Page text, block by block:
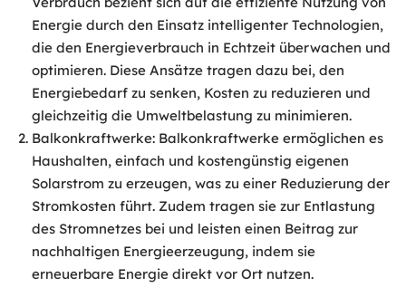
Energie durch den Einsatz intelligenter Technologien,
die den Energieverbrauch in Echtzeit überwachen und
optimieren. Diese Ansätze tragen dazu bei, den
Energiebedarf zu senken, Kosten zu reduzieren und
gleichzeitig die Umweltbelastung zu minimieren.
Balkonkraftwerke: Balkonkraftwerke ermöglichen es
Haushalten, einfach und kostengünstig eigenen
Solarstrom zu erzeugen, was zu einer Reduzierung der
Stromkosten führt. Zudem tragen sie zur Entlastung
des Stromnetzes bei und leisten einen Beitrag zur
nachhaltigen Energieerzeugung, indem sie
erneuerbare Energie direkt vor Ort nutzen.